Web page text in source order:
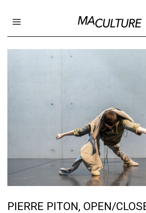
Open main menu
Ma Culture
PIERRE PITON, OPEN/